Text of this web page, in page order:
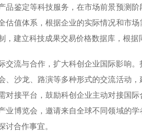
品鉴定等科技服务，在市场前景预测
估值体系，根据企业的实际情况和市
，建立科技成果交易价格数据库，根
交流与合作，扩大科创企业国际影响
、沙龙、路演等多种形式的交流活动
对接平台，鼓励科创企业主动对接国
业博览会，邀请来自全球不同领域的
讨合作事宜。